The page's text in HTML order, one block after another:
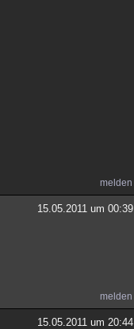
melden
15.05.2011 um 00:39
melden
15.05.2011 um 20:44